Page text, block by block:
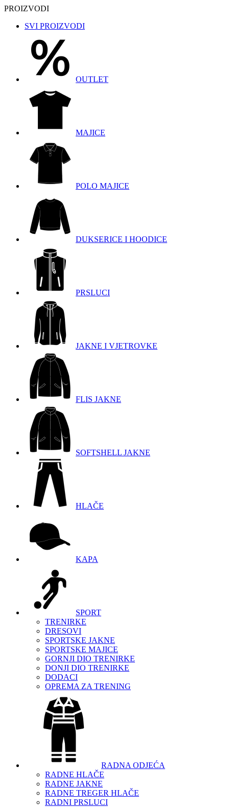
PROIZVODI
SVI PROIZVODI
OUTLET
MAJICE
POLO MAJICE
DUKSERICE I HOODICE
PRSLUCI
JAKNE I VJETROVKE
FLIS JAKNE
SOFTSHELL JAKNE
HLAČE
KAPA
SPORT
TRENIRKE
DRESOVI
SPORTSKE JAKNE
SPORTSKE MAJICE
GORNJI DIO TRENIRKE
DONJI DIO TRENIRKE
DODACI
OPREMA ZA TRENING
RADNA ODJEĆA
RADNE HLAČE
RADNE JAKNE
RADNE TREGER HLAČE
RADNI PRSLUCI